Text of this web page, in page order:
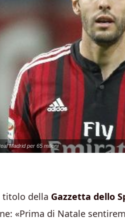
Madrid per 65 milioni
titolo della Gazzetta dello
«Prima di Natale